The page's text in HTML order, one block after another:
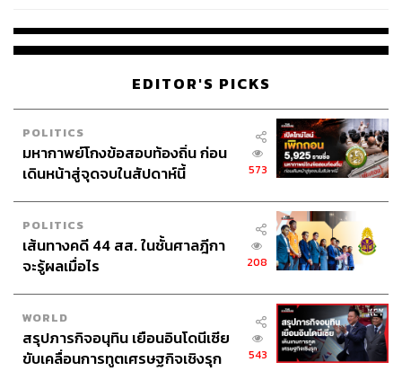
u-need-to-know-11561637
https://www.theguardian.com/sport/2026/may/25/fren
ch-open-heat-wave-hot-temperature-tennis
https://www.theguardian.com/sport/2026/may/28/baki
ng-on-the-clay-how-players-are-feeling-the-heat-in-a
-french-open-furnace
https://www.espn.com/tennis/story/_/id/48872954/he
at-wave-french-open-making-faster-playing-court
ภาพ:Tim Clayton / Getty Images
TAGS: Australian Open
Paris
อากาศร้อน
Shanghai Masters
กีฬาเทนนิส
ดัชนีความร้อน
French Open
EDITOR'S PICKS
POLITICS
มหากาพย์โกงข้อสอบท้องถิ่น ก่อน
เดินหน้าสู่จุดจบในสัปดาห์นี้
573
POLITICS
เส้นทางคดี 44 สส. ในชั้นศาลฎีกา
จะรู้ผลเมื่อไร
208
WORLD
สรุปภารกิจอนุทิน เยือนอินโดนีเซีย
ขับเคลื่อนการทูตเศรษฐกิจเชิงรุก
543